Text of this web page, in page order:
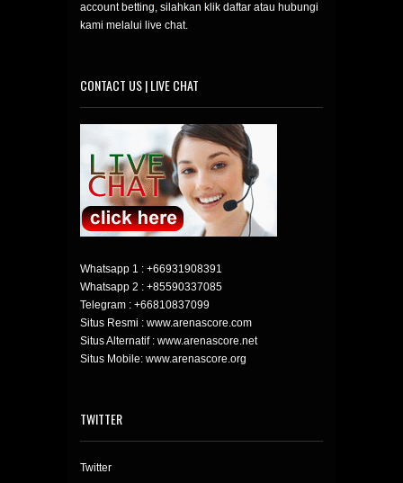
account betting, silahkan klik daftar atau hubungi
kami melalui live chat.
CONTACT US | LIVE CHAT
Whatsapp 1 : +66931908391
Whatsapp 2 : +85590337085
Telegram : +66810837099
Situs Resmi : www.arenascore.com
Situs Alternatif : www.arenascore.net
Situs Mobile: www.arenascore.org
TWITTER
Twitter